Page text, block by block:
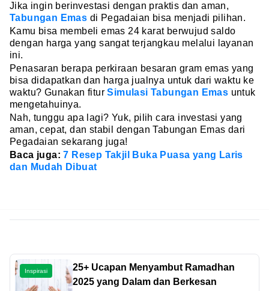
Jika ingin berinvestasi dengan praktis dan aman,
Tabungan Emas di Pegadaian bisa menjadi pilihan.
Kamu bisa membeli emas 24 karat berwujud saldo
dengan harga yang sangat terjangkau melalui layanan
ini.
Penasaran berapa perkiraan besaran gram emas yang
bisa didapatkan dan harga jualnya untuk dari waktu ke
waktu? Gunakan fiturSimulasi Tabungan Emas untuk
mengetahuinya.
Nah, tunggu apa lagi? Yuk, pilih cara investasi yang
aman, cepat, dan stabil dengan Tabungan Emas dari
Pegadaian sekarang juga!
Baca juga:7 Resep Takjil Buka Puasa yang Laris
dan Mudah Dibuat
Inspirasi
25+ Ucapan Menyambut Ramadhan
2025 yang Dalam dan Berkesan